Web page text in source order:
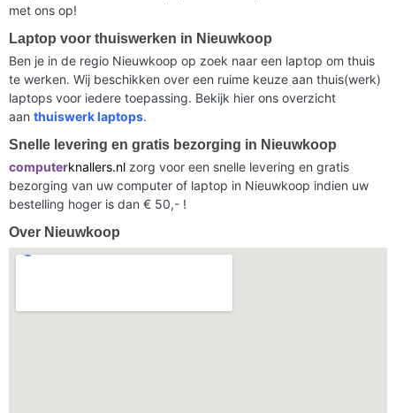
met ons op!
Laptop voor thuiswerken in Nieuwkoop
Ben je in de regio Nieuwkoop op zoek naar een laptop om thuis
te werken. Wij beschikken over een ruime keuze aan thuis(werk)
laptops voor iedere toepassing. Bekijk hier ons overzicht
aan thuiswerk laptops.
Snelle levering en gratis bezorging in Nieuwkoop
computerknallers.nl zorg voor een snelle levering en gratis
bezorging van uw computer of laptop in Nieuwkoop indien uw
bestelling hoger is dan € 50,- !
Over Nieuwkoop